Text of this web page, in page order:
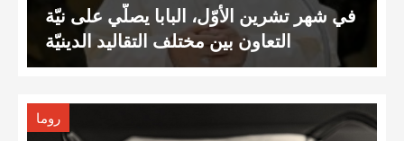
في شهر تشرين الأوّل، البابا يصلّي على نيّة
التعاون بين مختلف التقاليد الدينيّة
روما